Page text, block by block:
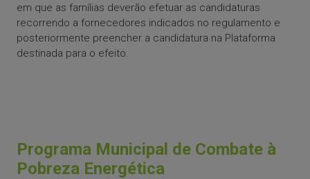
em que as famílias deverão efetuar as candidaturas
recorrendo a fornecedores indicados no regulamento e
posteriormente preencher a candidatura na Plataforma
destinada para o efeito.
Programa Municipal de Combate à
Pobreza Energética